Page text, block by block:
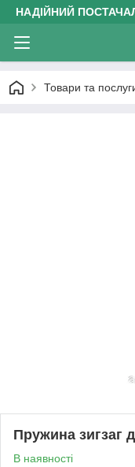
НАДІЙНИЙ
Товари та
Пружина зигзаг
В наявності